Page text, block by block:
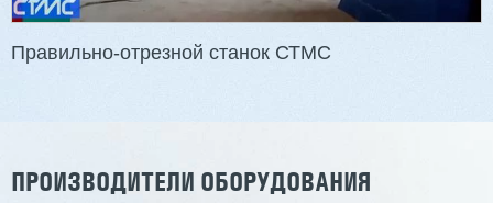
Правильно-отрезной станок СТМС
ПРОИЗВОДИТЕЛИ ОБОРУДОВАНИЯ